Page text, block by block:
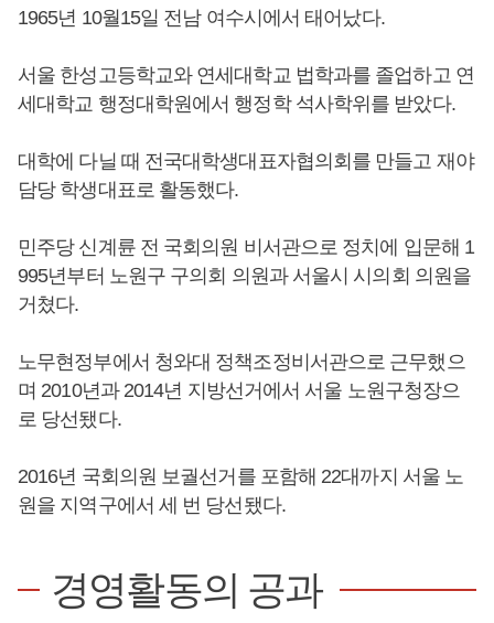
1965년 10월15일 전남 여수시에서 태어났다.
서울 한성고등학교와 연세대학교 법학과를 졸업하고 연
세대학교 행정대학원에서 행정학 석사학위를 받았다.
대학에 다닐 때 전국대학생대표자협의회를 만들고 재야
담당 학생대표로 활동했다.
민주당 신계륜 전 국회의원 비서관으로 정치에 입문해 1
995년부터 노원구 구의회 의원과 서울시 시의회 의원을
거쳤다.
노무현정부에서 청와대 정책조정비서관으로 근무했으
며 2010년과 2014년 지방선거에서 서울 노원구청장으
로 당선됐다.
2016년 국회의원 보궐선거를 포함해 22대까지 서울 노
원을 지역구에서 세 번 당선됐다.
경영활동의 공과